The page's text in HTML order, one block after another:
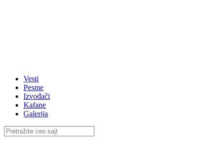
Vesti
Pesme
Izvođači
Kafane
Galerija